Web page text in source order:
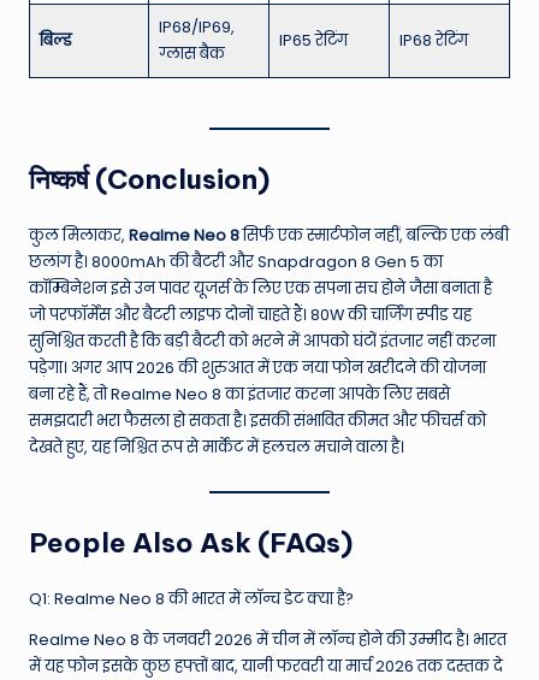
बिल्ड
IP68/IP69,
ग्लास बैक
IP65 रेटिंग IP68 रेटिंग
निष्कर्ष (Conclusion)
कुल मिलाकर, Realme Neo 8सिर्फ एक स्मार्टफोन नहीं, बल्कि एक लंबी
छलांग है। 8000mAh की बैटरी और Snapdragon 8 Gen 5 का
कॉम्बिनेशन इसे उन पावर यूजर्स के लिए एक सपना सच होने जैसा बनाता है
जो परफॉर्मेंस और बैटरी लाइफ दोनों चाहते हैं। 80W की चार्जिंग स्पीड यह
सुनिश्चित करती है कि बड़ी बैटरी को भरने में आपको घंटों इंतजार नहीं करना
पड़ेगा। अगर आप 2026 की शुरुआत में एक नया फोन खरीदने की योजना
बना रहे हैं, तो Realme Neo 8 का इंतजार करना आपके लिए सबसे
समझदारी भरा फैसला हो सकता है। इसकी संभावित कीमत और फीचर्स को
देखते हुए, यह निश्चित रूप से मार्केट में हलचल मचाने वाला है।
People Also Ask (FAQs)
Q1: Realme Neo 8 की भारत में लॉन्च डेट क्या है?
Realme Neo 8 के जनवरी 2026 में चीन में लॉन्च होने की उम्मीद है। भारत
में यह फोन इसके कुछ हफ्तों बाद, यानी फरवरी या मार्च 2026 तक दस्तक दे